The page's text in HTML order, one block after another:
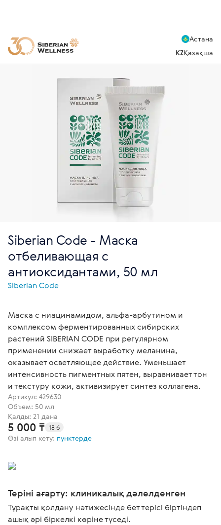
Астана
KZҚазақша
Siberian Code - Маска
отбеливающая c
антиоксидантами, 50 мл
Siberian Code
Маска с ниацинамидом, альфа-арбутином и
комплексом ферментированных сибирских
растений SIBERIAN CODE при регулярном
применении снижает выработку меланина,
оказывает осветляющее действие. Уменьшает
интенсивность пигментных пятен, выравнивает тон
и текстуру кожи, активизирует синтез коллагена.
Артикул: 429630
Объем: 50 мл
Қалды: 21 дана
5 000 ₸ 18 б
Өзі алып кету: пунктерде
Теріні ағарту: клиникалық дәлелденген
Тұрақты қолдану нәтижесінде бет терісі біртіндеп
ашық әрі біркелкі көріне түседі.